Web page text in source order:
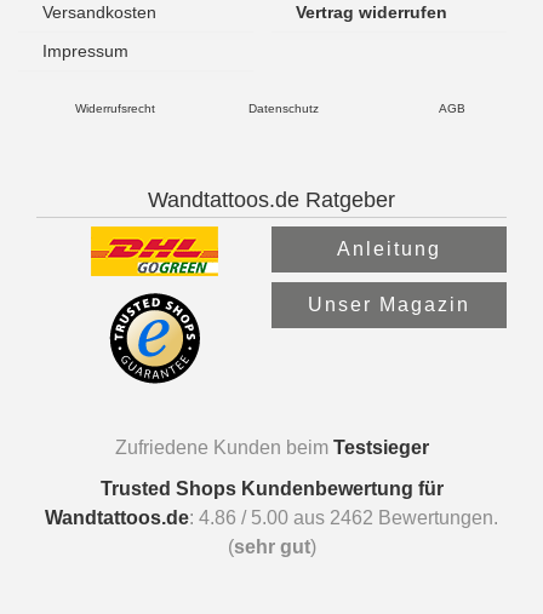
Versandkosten
Vertrag widerrufen
Impressum
Widerrufsrecht Datenschutz AGB
Wandtattoos.de Ratgeber
Anleitung
Unser Magazin
Zufriedene Kunden beim Testsieger
Trusted Shops Kundenbewertung für
Wandtattoos.de: 4.86 / 5.00 aus 2462 Bewertungen.
(sehr gut)